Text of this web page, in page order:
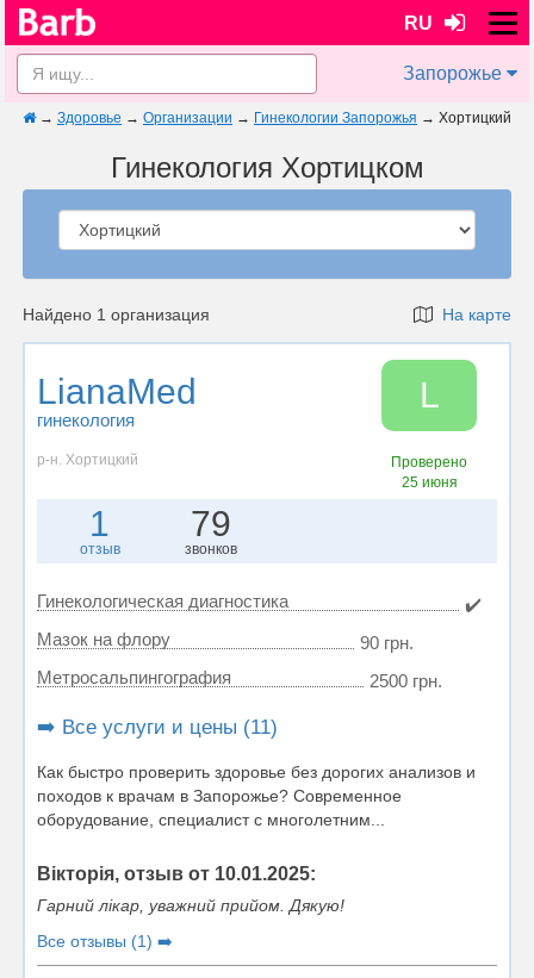
RU
Запорожье
→ Здоровье → Организации → Гинекологии Запорожья → Хортицкий
Гинекология Хортицком
Найдено 1 организация На карте
LianaMed
гинекология
L
р-н. Хортицкий
Проверено
25 июня
1
отзыв
79
звонков
Гинекологическая диагностика
✔️
Мазок на флору
90 грн.
Метросальпингография
2500 грн.
➡️ Все услуги и цены (11)
Как быстро проверить здоровье без дорогих анализов и
походов к врачам в Запорожье? Современное
оборудование, специалист с многолетним...
Вікторія, отзыв от 10.01.2025:
Гарний лікар, уважний прийом. Дякую!
Все отзывы (1) ➡️